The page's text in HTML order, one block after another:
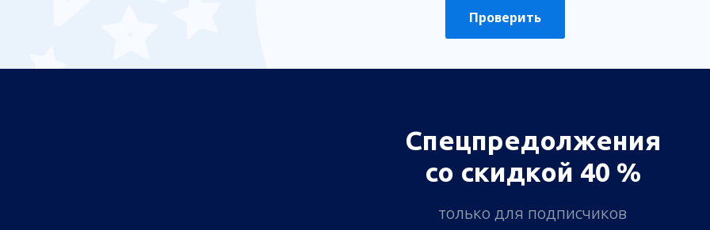
Ankona Falconara (AOI)
Проверить
Спецпредолжения
со скидкой 40 %
только для подписчиков